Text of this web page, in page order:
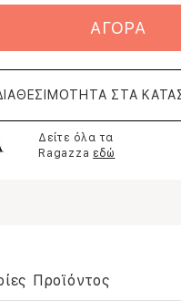
ΑΓΟΡΑ
ΣΤΑ
Δείτε όλα τα
Ragazza εδώ
Προϊόντος